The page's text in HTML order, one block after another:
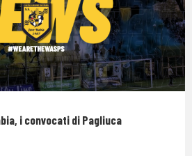
i convocati di Pagliuca